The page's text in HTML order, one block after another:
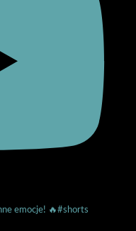
emocje! 🔥#shorts